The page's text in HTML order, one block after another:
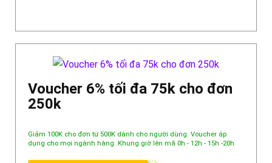
Voucher 6% tối đa 75k cho đơn
250k
Giảm 100K cho đơn từ 500K dành cho người dùng. Voucher áp
dụng cho mọi ngành hàng .Khung giờ lên mã 0h - 12h - 15h -20h